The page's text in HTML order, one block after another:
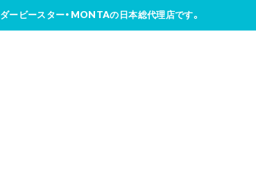
ダービースター・MONTAの日本総代理店です。